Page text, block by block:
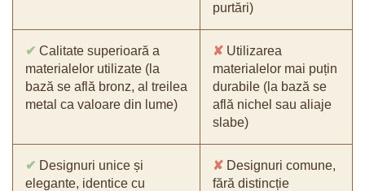
purtări)
✔ Calitate superioară a
materialelor utilizate (la
bază se află bronz, al treilea
metal ca valoare din lume)
✘ Utilizarea
materialelor mai puțin
durabile (la bază se
află nichel sau aliaje
slabe)
✔ Designuri unice și
elegante, identice cu
✘ Designuri comune,
fără distincție